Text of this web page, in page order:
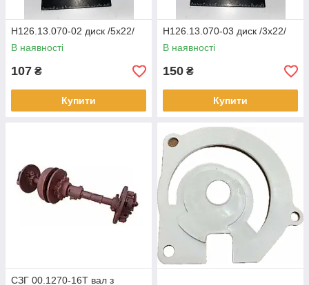
Н126.13.070-02 диск /5х22/
В наявності
107 ₴
Купити
Н126.13.070-03 диск /3х22/
В наявності
150 ₴
Купити
СЗГ 00.1270-16Т вал з